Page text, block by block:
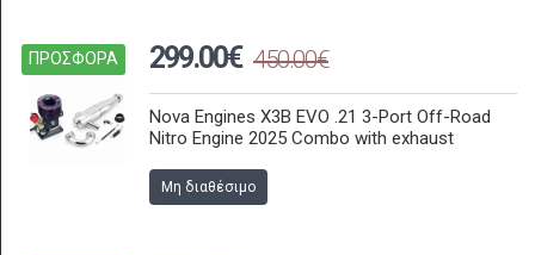
ΠΡΟΣΦΟΡΑ 299.00€ 450.00€
Nova Engines X3B EVO .21 3-Port Off-Road
Nitro Engine 2025 Combo with exhaust
Μη διαθέσιμο